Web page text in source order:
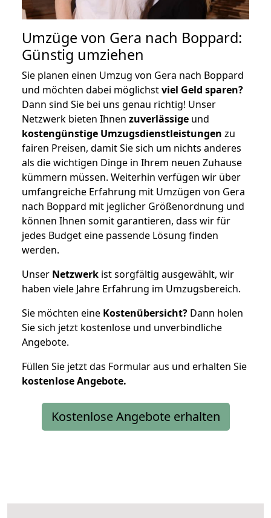
Umzüge von Gera nach Boppard:
Günstig umziehen
Sie planen einen Umzug von Gera nach Boppard
und möchten dabei möglichstviel Geld sparen?
Dann sind Sie bei uns genau richtig! Unser
Netzwerk bieten Ihnen zuverlässige und
kostengünstige Umzugsdienstleistungen zu
fairen Preisen, damit Sie sich um nichts anderes
als die wichtigen Dinge in Ihrem neuen Zuhause
kümmern müssen. Weiterhin verfügen wir über
umfangreiche Erfahrung mit Umzügen von Gera
nach Boppard mit jeglicher Größenordnung und
können Ihnen somit garantieren, dass wir für
jedes Budget eine passende Lösung finden
werden.
Unser Netzwerk ist sorgfältig ausgewählt, wir
haben viele Jahre Erfahrung im Umzugsbereich.
Sie möchten eine Kostenübersicht? Dann holen
Sie sich jetzt kostenlose und unverbindliche
Angebote.
Füllen Sie jetzt das Formular aus und erhalten Sie
kostenloseAngebote.
Kostenlose Angebote erhalten